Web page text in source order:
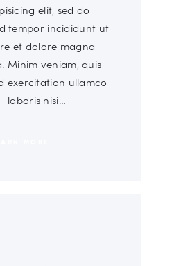
elit, sed do
tempor incididunt ut
et dolore magna
Minim veniam, quis
exercitation ullamco
laboris nisi…